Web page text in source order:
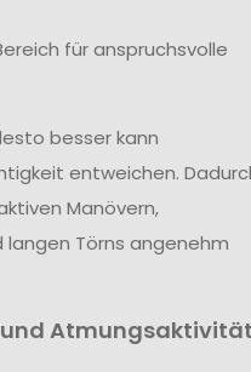
für anspruchsvolle
besser kann
entweichen.
Manövern,
Törns angenehm
und